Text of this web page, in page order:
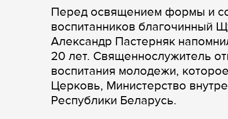
Перед освящением формы и
воспитанников благочинный
Александр Пастерняк
20 лет. Священнослужитель
воспитания молодежи,
Церковь, Министерство
Республики Беларусь.